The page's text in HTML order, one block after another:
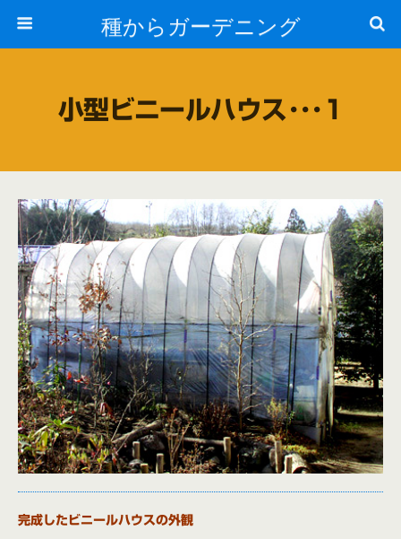
種からガーデニング
小型ビニールハウス･･･1
完成したビニールハウスの外観